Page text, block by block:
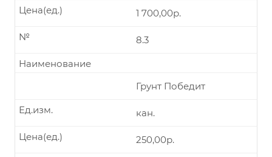
1 700,00р.
Цена(ед.)
8.3
№
Наименование
Грунт Победит
кан.
Ед.изм.
250,00р.
Цена(ед.)